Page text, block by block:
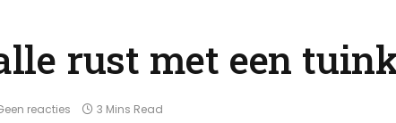
rust met een
reacties 3 Mins Read